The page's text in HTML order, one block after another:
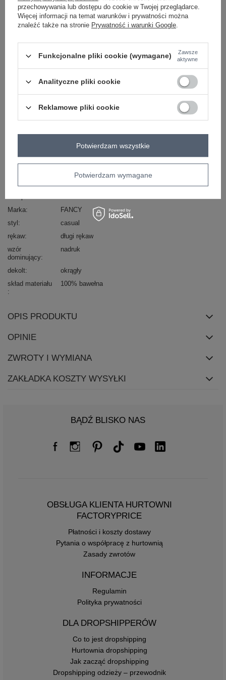
One size 2016102955078 -
Zobacz wszystkie kolory (+1)
Marka
FANCY
styl
casual
rękaw
długi rękaw
wzór
dominujący
nadruk
dekolt
okrągły
skład materiału
100% bawełna
OPIS PRODUKTU
OPINIE
ZWROTY I WYMIANA
ZAKŁADKA KOSZTY WYSYŁKI
BĄDŹ BLISKO NAS
OBSŁUGA KLIENTA HURTOWNI
FACTORYPRICE
Płatności i koszty dostawy
Pytania o współpracę z hurtownią
Zasady zwrotów
INFORMACJE
Regulamin
Polityka prywatności
DLA DROPSHIPPERÓW
Co to jest dropshipping
Hurtownia dropshipping
Jak zacząć dropshipping
Dropshipping odzieży – przewodnik
przechowywania lub dostępu do cookie w Twojej przeglądarce.
Więcej informacji na temat warunków i prywatności można
znaleźć także na stronie Prywatność i warunki Google.
Funkcjonalne pliki cookie (wymagane)
Zawsze
aktywne
Analityczne pliki cookie
Reklamowe pliki cookie
Potwierdzam wymagane
Potwierdzam wszystkie